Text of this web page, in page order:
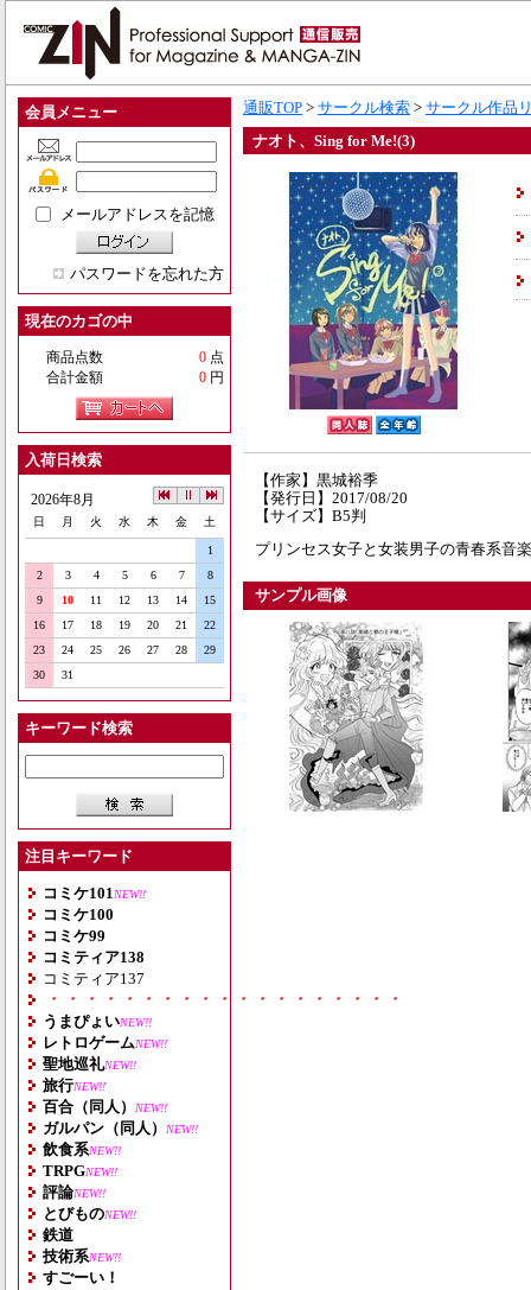
会員メニュー
メールアドレスを記憶
パスワードを忘れた方
現在のカゴの中
商品点数 0 点
合計金額
0 円
入荷日検索
2026年8月
日 月 火 水 木 金 土
1
2
3 4 5 6 7
8
9
10 11 12 13 14
15
16
17 18 19 20 21
22
23
24 25 26 27 28
29
30
31
キーワード検索
注目キーワード
コミケ101 NEW!!
コミケ100
コミケ99
コミティア138
コミティア137
・・・・・・・・・・・・・・・・・・・
うまぴょいNEW!!
レトロゲームNEW!!
聖地巡礼NEW!!
旅行NEW!!
百合（同人） NEW!!
ガルパン（同人） NEW!!
飲食系NEW!!
TRPGNEW!!
評論NEW!!
とびものNEW!!
鉄道
技術系NEW!!
すごーい！
通販TOP > サークル検索 > サークル作品
ナオト、Sing for Me!(3)
【作家】黒城裕季
【発行日】2017/08/20
【サイズ】B5判
プリンセス女子と女装男子の青春系音
サンプル画像